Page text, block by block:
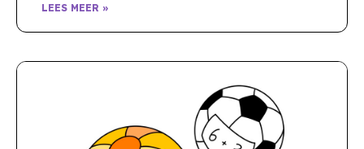
LEES MEER »